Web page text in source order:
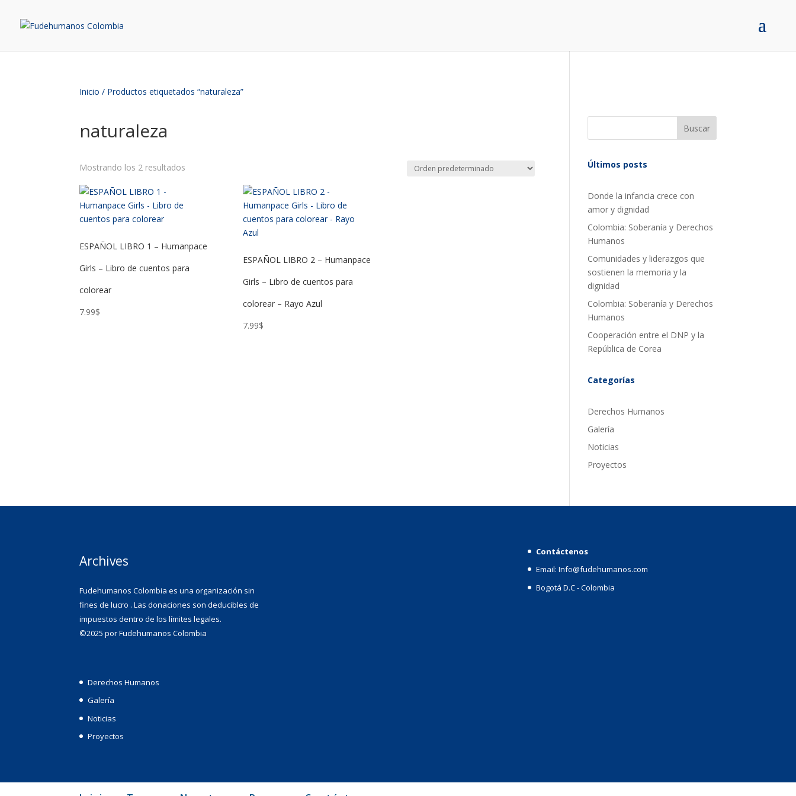
Inicio / Productos etiquetados “naturaleza”
naturaleza
Mostrando los 2 resultados
ESPAÑOL LIBRO 1 – Humanpace
Girls – Libro de cuentos para
colorear
7.99$
ESPAÑOL LIBRO 2 – Humanpace
Girls – Libro de cuentos para
colorear – Rayo Azul
7.99$
Buscar
Últimos posts
Donde la infancia crece con
amor y dignidad
Colombia: Soberanía y Derechos
Humanos
Comunidades y liderazgos que
sostienen la memoria y la
dignidad
Colombia: Soberanía y Derechos
Humanos
Cooperación entre el DNP y la
República de Corea
Categorías
Derechos Humanos
Galería
Noticias
Proyectos
Archives
Fudehumanos Colombia es una organización sin
fines de lucro . Las donaciones son deducibles de
impuestos dentro de los límites legales.
©2025 por Fudehumanos Colombia
Derechos Humanos
Galería
Noticias
Proyectos
Contáctenos
Email: Info@fudehumanos.com
Bogotá D.C - Colombia